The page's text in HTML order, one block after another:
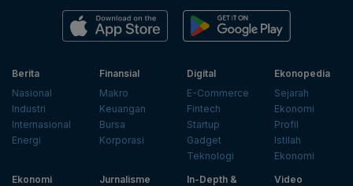
Berita
Nasional
Industri
Internasional
Energi
Finansial
Makro
Keuangan
Bursa
Korporasi
Digital
E-Commerce
Fintech
Startup
Gadget
Teknologi
Ekonopedia
Sejarah
Ekonomi
Profil
Istilah
Ekonomi
Ekonomi
Jurnalisme
In-Depth &
Video